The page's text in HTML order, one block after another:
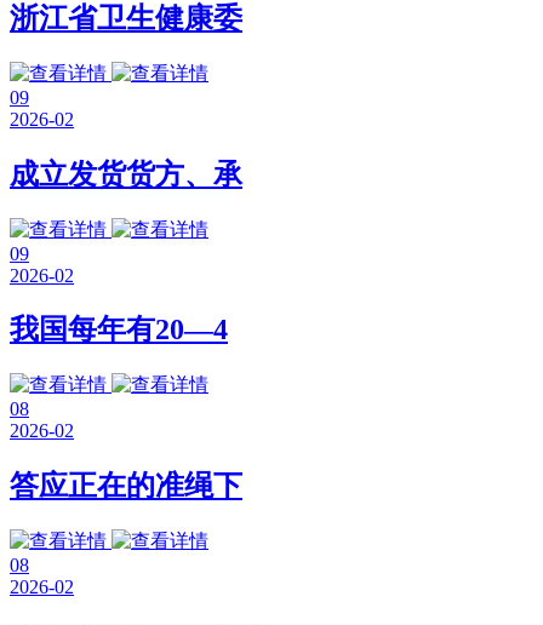
浙江省卫生健康委
09
2026-02
成立发货货方、承
09
2026-02
我国每年有20—4
08
2026-02
答应正在的准绳下
08
2026-02